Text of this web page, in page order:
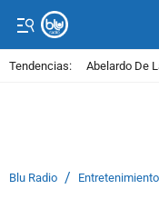
Tendencias: Abelardo De
Blu Radio / Entretenimiento